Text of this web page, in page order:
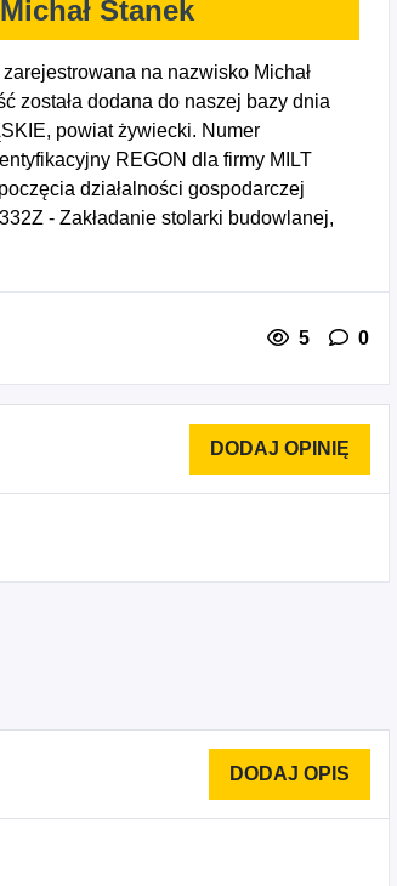
Stanek
na nazwisko Michał
została dodana do naszej bazy dnia
powiat żywiecki. Numer
REGON dla firmy MILT
działalności gospodarczej
- Zakładanie stolarki budowlanej,
4334Z - Malowanie i szklenie, 8130Z
5 0